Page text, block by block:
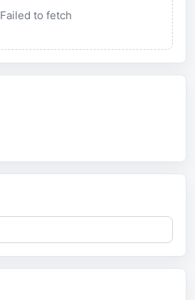
Failed to fetch